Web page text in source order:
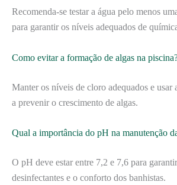
Recomenda-se testar a água pelo menos
para garantir os níveis adequados de
Como evitar a formação de algas na
Manter os níveis de cloro adequados e usar
a prevenir o crescimento de algas.
Qual a importância do pH na manutenção
O pH deve estar entre 7,2 e 7,6 para
desinfectantes e o conforto dos banhistas.